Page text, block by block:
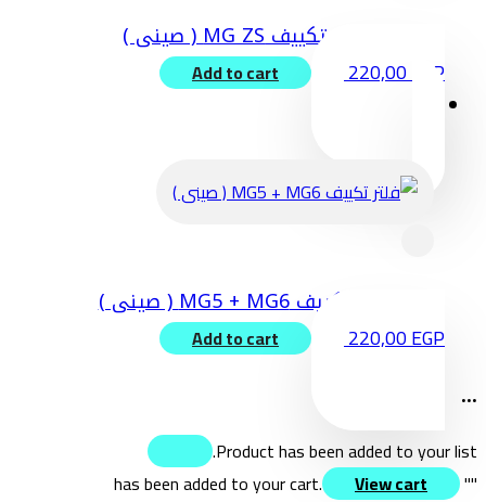
فلتر تكييف MG ZS ( صينى )
220,00EGP
Add to cart
فلتر تكييف MG5 + MG6 ( صينى )
220,00EGP
Add to cart
...
Product has been added to your list.
"
" has been added to your cart.
View cart